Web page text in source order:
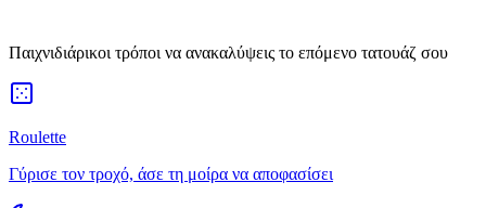
Παιχνιδιάρικοι τρόποι να ανακαλύψεις το επόμενο τατουάζ σου
Roulette
Γύρισε τον τροχό, άσε τη μοίρα να αποφασίσει